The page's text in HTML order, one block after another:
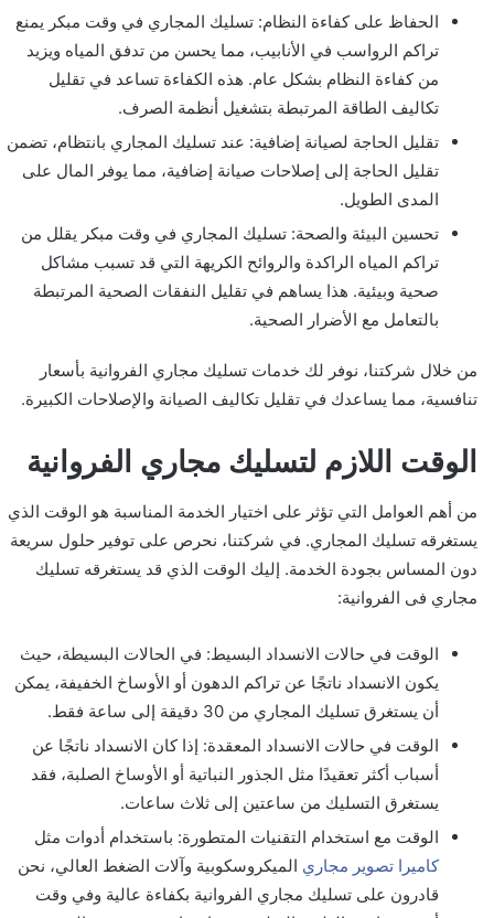
الحفاظ على كفاءة النظام: تسليك المجاري في وقت مبكر يمنع
تراكم الرواسب في الأنابيب، مما يحسن من تدفق المياه ويزيد
من كفاءة النظام بشكل عام. هذه الكفاءة تساعد في تقليل
تكاليف الطاقة المرتبطة بتشغيل أنظمة الصرف.
تقليل الحاجة لصيانة إضافية: عند تسليك المجاري بانتظام، تضمن
تقليل الحاجة إلى إصلاحات صيانة إضافية، مما يوفر المال على
المدى الطويل.
تحسين البيئة والصحة: تسليك المجاري في وقت مبكر يقلل من
تراكم المياه الراكدة والروائح الكريهة التي قد تسبب مشاكل
صحية وبيئية. هذا يساهم في تقليل النفقات الصحية المرتبطة
بالتعامل مع الأضرار الصحية.
من خلال شركتنا، نوفر لك خدمات تسليك مجاري الفروانية بأسعار
تنافسية، مما يساعدك في تقليل تكاليف الصيانة والإصلاحات الكبيرة.
الوقت اللازم لتسليك مجاري الفروانية
من أهم العوامل التي تؤثر على اختيار الخدمة المناسبة هو الوقت الذي
يستغرقه تسليك المجاري. في شركتنا، نحرص على توفير حلول سريعة
دون المساس بجودة الخدمة. إليك الوقت الذي قد يستغرقه تسليك
مجاري فی الفروانية:
الوقت في حالات الانسداد البسيط: في الحالات البسيطة، حيث
يكون الانسداد ناتجًا عن تراكم الدهون أو الأوساخ الخفيفة، يمكن
أن يستغرق تسليك المجاري من 30 دقيقة إلى ساعة فقط.
الوقت في حالات الانسداد المعقدة: إذا كان الانسداد ناتجًا عن
أسباب أكثر تعقيدًا مثل الجذور النباتية أو الأوساخ الصلبة، فقد
يستغرق التسليك من ساعتين إلى ثلاث ساعات.
الوقت مع استخدام التقنيات المتطورة: باستخدام أدوات مثل
كاميرا تصوير مجاري الميكروسكوبية وآلات الضغط العالي، نحن
قادرون على تسليك مجاري الفروانية بكفاءة عالية وفي وقت